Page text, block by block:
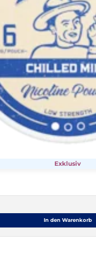
Exklusiv
In den Warenkorb